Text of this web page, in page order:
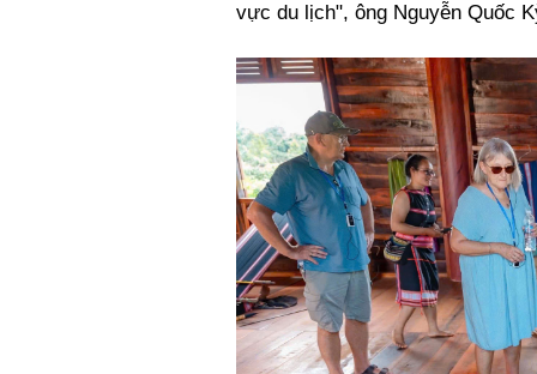
vực du lịch", ông Nguyễn Quốc